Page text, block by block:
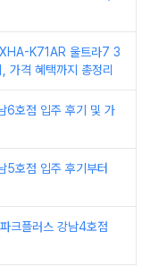
K71AR 울트라7 3
가격 혜택까지 총정리
6호점 입주 후기 및 가
5호점 입주 후기부터
크플러스 강남4호점